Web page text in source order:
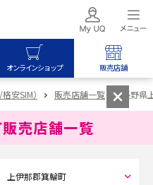
オンラインショップ 販売店舗
安SIM） 販売店舗一覧 長野
販売店舗一覧